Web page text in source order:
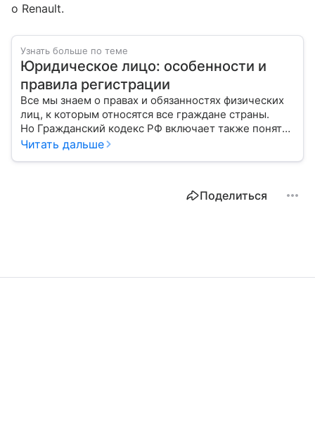
о Renault.
Узнать больше по теме
Юридическое лицо: особенности и
правила регистрации
Все мы знаем о правах и обязанностях физических
лиц, к которым относятся все граждане страны.
Но Гражданский кодекс РФ включает также понятие
«юридическое лицо». Расскажем о регистрации
Читать дальше
Поделиться